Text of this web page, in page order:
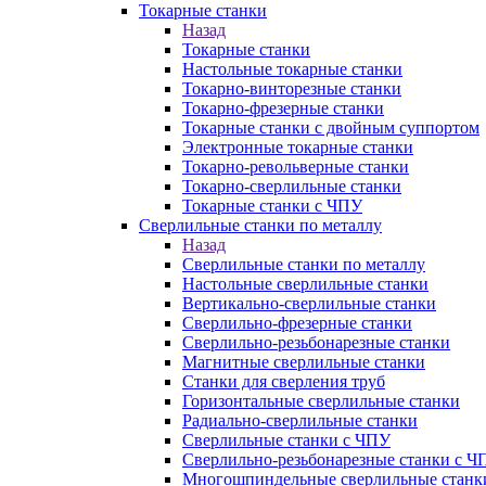
Токарные станки
Назад
Токарные станки
Настольные токарные станки
Токарно-винторезные станки
Токарно-фрезерные станки
Токарные станки с двойным суппортом
Электронные токарные станки
Токарно-револьверные станки
Токарно-сверлильные станки
Токарные станки с ЧПУ
Сверлильные станки по металлу
Назад
Сверлильные станки по металлу
Настольные сверлильные станки
Вертикально-сверлильные станки
Сверлильно-фрезерные станки
Сверлильно-резьбонарезные станки
Магнитные сверлильные станки
Станки для сверления труб
Горизонтальные сверлильные станки
Радиально-сверлильные станки
Сверлильные станки с ЧПУ
Сверлильно-резьбонарезные станки с
Многошпиндельные сверлильные